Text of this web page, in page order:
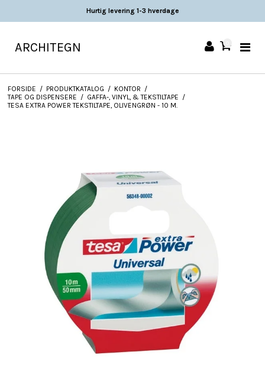
Hurtig levering 1-3 hverdage
ARCHITEGN
FORSIDE / PRODUKTKATALOG / KONTOR /
TAPE OG DISPENSERE / GAFFA-, VINYL, & TEKSTILTAPE /
TESA EXTRA POWER TEKSTILTAPE, OLIVENGRØN - 10 M.